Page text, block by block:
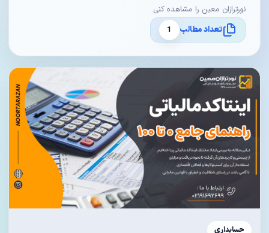
نورترازان معین را مشاهده کنی.
تعداد مطالب
1
حسابداری